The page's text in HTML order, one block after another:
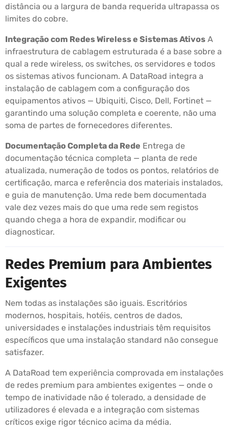
distância ou a largura de banda requerida ultrapassa os
limites do cobre.
Integração com Redes Wireless e Sistemas Ativos A
infraestrutura de cablagem estruturada é a base sobre a
qual a rede wireless, os switches, os servidores e todos
os sistemas ativos funcionam. A DataRoad integra a
instalação de cablagem com a configuração dos
equipamentos ativos — Ubiquiti, Cisco, Dell, Fortinet —
garantindo uma solução completa e coerente, não uma
soma de partes de fornecedores diferentes.
Documentação Completa da Rede Entrega de
documentação técnica completa — planta de rede
atualizada, numeração de todos os pontos, relatórios de
certificação, marca e referência dos materiais instalados,
e guia de manutenção. Uma rede bem documentada
vale dez vezes mais do que uma rede sem registos
quando chega a hora de expandir, modificar ou
diagnosticar.
Redes Premium para Ambientes
Exigentes
Nem todas as instalações são iguais. Escritórios
modernos, hospitais, hotéis, centros de dados,
universidades e instalações industriais têm requisitos
específicos que uma instalação standard não consegue
satisfazer.
A DataRoad tem experiência comprovada em instalações
de redes premium para ambientes exigentes — onde o
tempo de inatividade não é tolerado, a densidade de
utilizadores é elevada e a integração com sistemas
críticos exige rigor técnico acima da média.